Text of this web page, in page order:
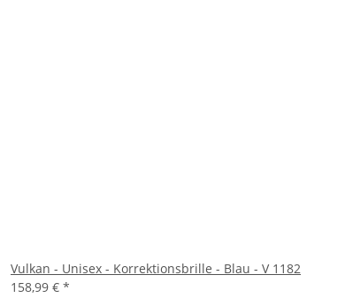
Vulkan - Unisex - Korrektionsbrille - Blau - V 1182
158,99 € *